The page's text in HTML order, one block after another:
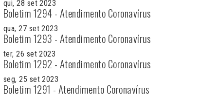
qui, 28 set 2023
Boletim 1294 - Atendimento Coronavírus
qua, 27 set 2023
Boletim 1293 - Atendimento Coronavírus
ter, 26 set 2023
Boletim 1292 - Atendimento Coronavírus
seg, 25 set 2023
Boletim 1291 - Atendimento Coronavírus